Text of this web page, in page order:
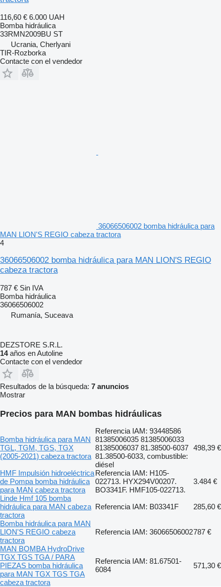
116,60 € 6.000 UAH
Bomba hidráulica
33RMN2009BU ST
Ucrania, Cherlyani
TIR-Rozborka
Contacte con el vendedor
36066506002 bomba hidráulica para
MAN LION'S REGIO cabeza tractora
4
36066506002 bomba hidráulica para MAN LION'S REGIO
cabeza tractora
787 € Sin IVA
Bomba hidráulica
36066506002
Rumanía, Suceava
DEZSTORE S.R.L.
14años en Autoline
Contacte con el vendedor
Resultados de la búsqueda: 7 anuncios
Mostrar
Precios para MAN bombas hidráulicas
Bomba hidráulica para MAN
TGL, TGM, TGS, TGX
(2005-2021) cabeza tractora
Referencia IAM: 93448586
81385006035 81385006033
81385006037 81.38500-6037
81.38500-6033, combustible:
diésel
498,39 €
HMF Impulsión hidroeléctrica
de Pompa bomba hidráulica
para MAN cabeza tractora
Referencia IAM: H105-
022713. HYX294V00207.
BO3341F. HMF105-022713.
3.484 €
Linde Hmf 105 bomba
hidráulica para MAN cabeza
tractora
Referencia IAM: B03341F
285,60 €
Bomba hidráulica para MAN
LION'S REGIO cabeza
tractora
Referencia IAM: 36066506002787 €
MAN BOMBA HydroDrive
TGX TGS TGA / PARA
PIEZAS bomba hidráulica
para MAN TGX TGS TGA
cabeza tractora
Referencia IAM: 81.67501-
6084
571,30 €